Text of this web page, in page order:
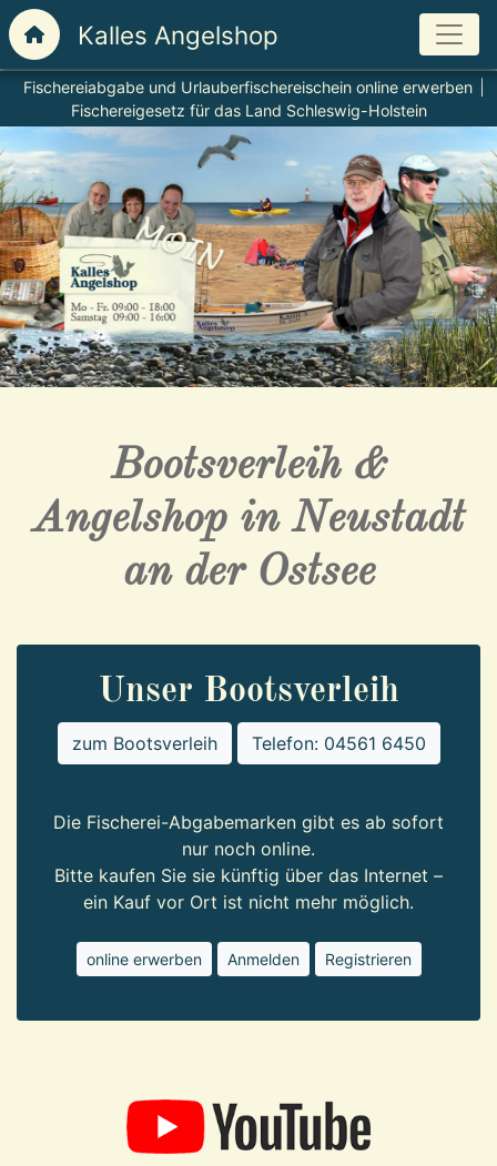
Fischereiabgabe und Urlauberfischereischein online erwerben
Fischereigesetz für das Land Schleswig-Holstein
Bootsverleih &
Angelshop in Neustadt
an der Ostsee
Unser Bootsverleih
zum Bootsverleih Telefon: 04561 6450
Die Fischerei-Abgabemarken gibt es ab sofort
nur noch online.
Bitte kaufen Sie sie künftig über das Internet –
ein Kauf vor Ort ist nicht mehr möglich.
online erwerben Anmelden Registrieren